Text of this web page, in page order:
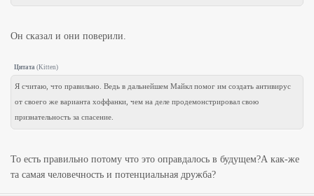
Он сказал и они поверили.
Цитата (Kitten)
Я считаю, что правильно. Ведь в дальнейшем Майкл помог им создать антивирус
от своего же варианта хоффанки, чем на деле продемонстрировал свою
признательность за спасение.
То есть правильно потому что это оправдалось в будущем?А как-же
та самая человечность и потенциальная дружба?